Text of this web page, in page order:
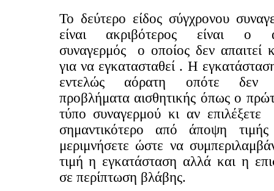
Το δεύτερο είδος σύγχρονου
είναι ακριβότερος είναι ο
συναγερμός ο οποίος δεν απαιτεί
για να εγκατασταθεί . Η
εντελώς αόρατη οπότε δεν
προβλήματα αισθητικής όπως ο
τύπο συναγερμού κι αν επιλέξετε
σημαντικότερο από άποψη
μεριμνήσετε ώστε να
τιμή η εγκατάσταση αλλά και η
σε περίπτωση βλάβης.